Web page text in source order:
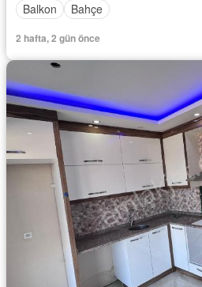
Balkon
Bahçe
2 hafta, 2 gün önce